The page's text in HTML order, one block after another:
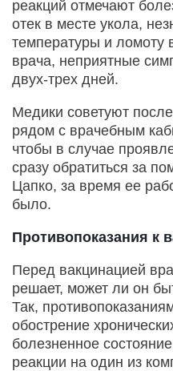
реакций отмечают
отек в месте укола,
температуры и
врача, неприятные
двух-трех дней.
Медики советуют
рядом с врачебным
чтобы в случае
сразу обратиться за
Цапко, за время ее
было.
Противопоказания к
Перед вакцинацией
решает, может ли он
Так,
обострение
болезненное
реакции на один из